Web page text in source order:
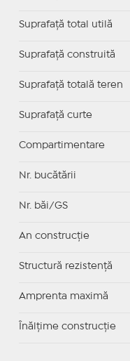
Suprafaţă total utilă
Suprafaţă construită
Suprafață totală teren
Suprafaţă curte
Compartimentare
Nr. bucătării
Nr. băi/GS
An construcție
Structură rezistență
Amprenta maximă
Înălțime construcție